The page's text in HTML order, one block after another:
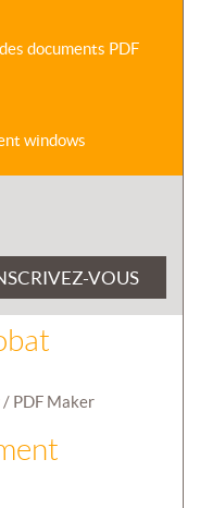
documents PDF
windows
VOUS
PDF Maker